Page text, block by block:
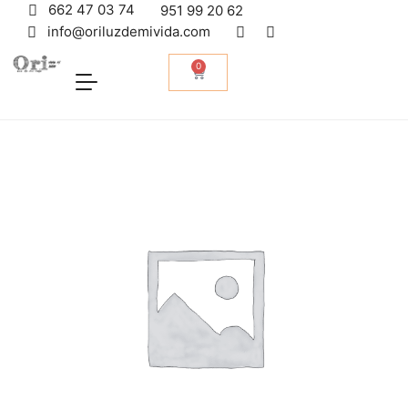
662 47 03 74
951 99 20 62
info@oriluzdemivida.com
0